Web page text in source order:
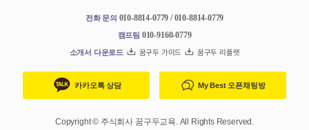
전화 문의 010-8814-0779 / 010-8814-0779
캠프팀 010-9160-0779
소개서 다운로드 꿈구두 가이드 꿈구두 리플렛
카카오톡 상담 My Best 오픈채팅방
Copyright © 주식회사 꿈구두교육. All Rights Reserved.